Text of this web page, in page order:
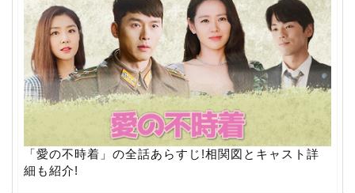
「愛の不時着」の全話あらすじ!相関図とキャスト詳
細も紹介!